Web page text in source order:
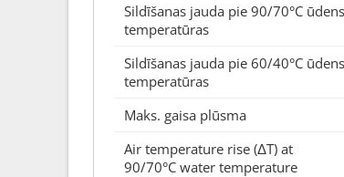
Sildīšanas jauda pie 90/70°C ūdens
temperatūras
Sildīšanas jauda pie 60/40°C ūdens
temperatūras
Maks. gaisa plūsma
Air temperature rise (ΔT) at
90/70°C water temperature